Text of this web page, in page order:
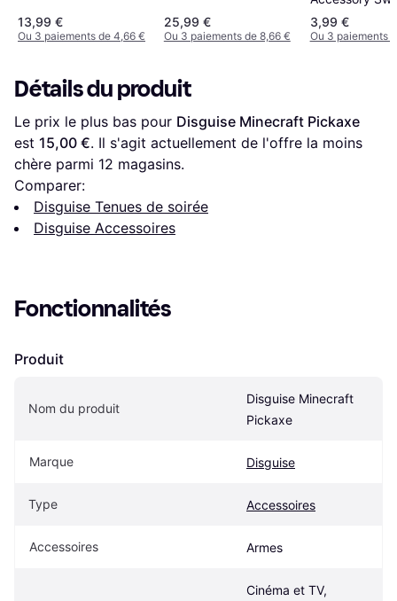
13,99 €
Ou 3 paiements de 4,66 €
Costume
25,99 €
Ou 3 paiements de 8,66 €
3,99 €
Ou 3 paiements
Détails du produit
Le prix le plus bas pour Disguise Minecraft Pickaxe
est 15,00 €. Il s'agit actuellement de l'offre la moins
chère parmi 12 magasins.
Comparer:
Disguise Tenues de soirée
Disguise Accessoires
Fonctionnalités
Produit
Nom du produit
Disguise Minecraft
Pickaxe
Marque Disguise
Type Accessoires
Accessoires Armes
Cinéma et TV,